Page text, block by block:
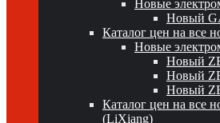
Новые
Новый
Каталог цен на все
Новые
Новый
Новый
Новый
Каталог цен на все
(LiXiang)